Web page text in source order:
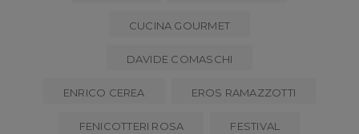
CUCINA GOURMET
DAVIDE COMASCHI
ENRICO CEREA EROS RAMAZZOTTI
FENICOTTERI ROSA FESTIVAL